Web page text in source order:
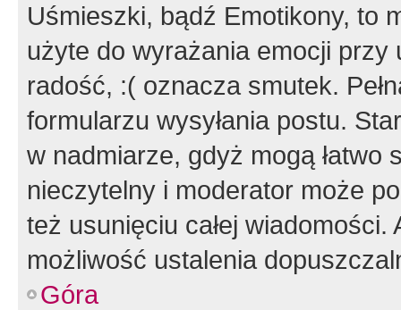
Uśmieszki, bądź Emotikony, to
użyte do wyrażania emocji
radość, :( oznacza smutek.
formularzu wysyłania postu.
w nadmiarze, gdyż mogą
nieczytelny i moderator może
też usunięciu całej
możliwość ustalenia
Góra